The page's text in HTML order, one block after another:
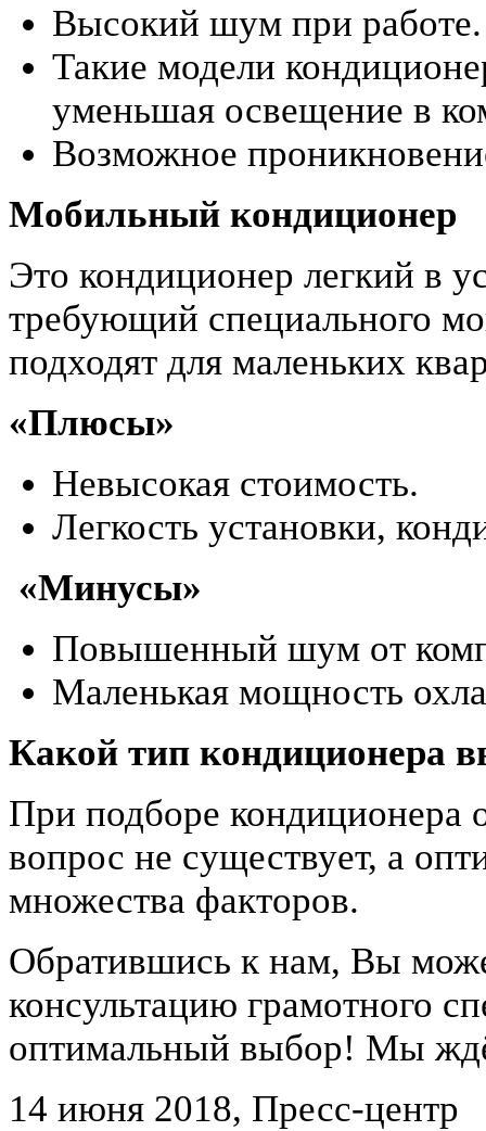
Высокий шум при работе.
Такие модели
уменьшая освещение в
Возможное
Мобильный кондиционер
Это кондиционер легкий в
требующий специального
подходят для маленьких
«Плюсы»
Невысокая стоимость.
Легкость установки,
«Минусы»
Повышенный шум от
Маленькая мощность
Какой тип кондиционера
При подборе кондиционера
вопрос не существует, а
множества факторов.
Обратившись к нам, Вы
консультацию грамотного
оптимальный выбор! Мы
14 июня 2018, Пресс-центр